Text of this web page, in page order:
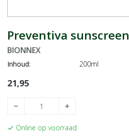
Preventiva
BIONNEX
Inhoud: 200ml
21,95
remove add
check Online op voorraad